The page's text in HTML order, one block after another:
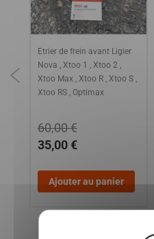
Etrier de frein avant Ligier
Nova , Xtoo 1 , Xtoo 2 ,
Xtoo Max , Xtoo R , Xtoo S ,
Xtoo RS , Optimax
35,00 €
60,00 €
Ajouter au panier